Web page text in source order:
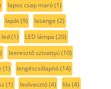
lapos csap maró(1)
lapát(9) lasange (2)
led(1) LED lámpa (20)
leeresztő szivattyú(10)
(1) lengéscsillapító(14)
(1) leolvasztó(4) lila (4)